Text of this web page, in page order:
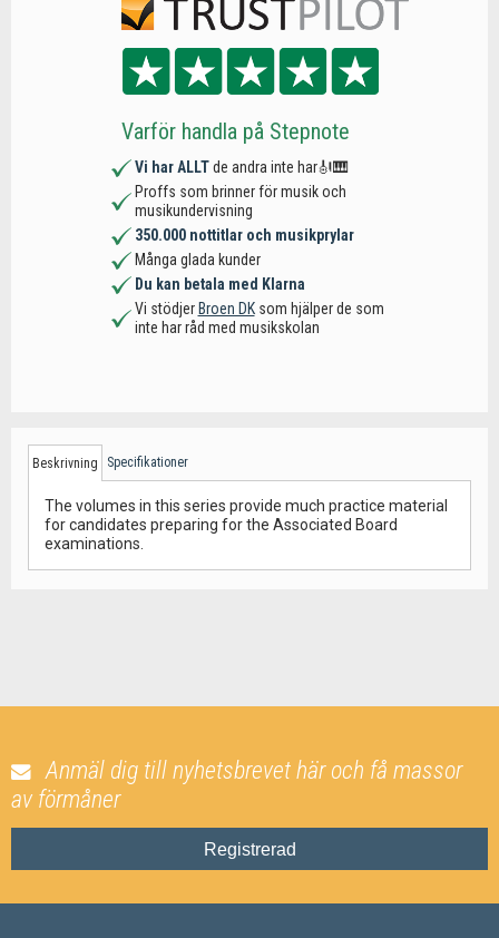
Varför handla på Stepnote
Vi har ALLTde andra inte har🎻🎹
Proffs som brinner för musik och
musikundervisning
350.000 nottitlar och musikprylar
Många glada kunder
Du kan betala med Klarna
Vi stödjer Broen DKsom hjälper de som
inte har råd med musikskolan
Beskrivning Specifikationer
The volumes in this series provide much practice material
for candidates preparing for the Associated Board
examinations.
Anmäl dig till nyhetsbrevet här och få massor
av förmåner
Registrerad